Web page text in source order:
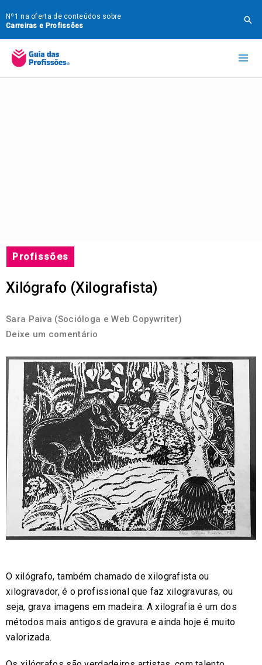
para
o
conteúdo
Nº1 na oferta de conteúdos sobre
Carreiras e Profissões
Profissões
Xilógrafo (Xilografista)
Sara Paiva (Socióloga e Web Copywriter)
Deixe um comentário
O xilógrafo, também chamado de xilografista ou
xilogravador, é o profissional que faz xilogravuras, ou
seja, grava imagens em madeira. A xilografia é um dos
métodos mais antigos de gravura e ainda hoje é muito
valorizada.